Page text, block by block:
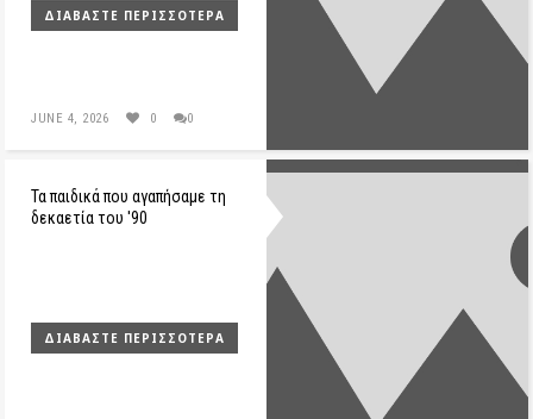
ΔΙΑΒΆΣΤΕ ΠΕΡΙΣΣΌΤΕΡΑ
JUNE 4, 2026 0 0
Τα παιδικά που αγαπήσαμε τη
δεκαετία του '90
ΔΙΑΒΆΣΤΕ ΠΕΡΙΣΣΌΤΕΡΑ